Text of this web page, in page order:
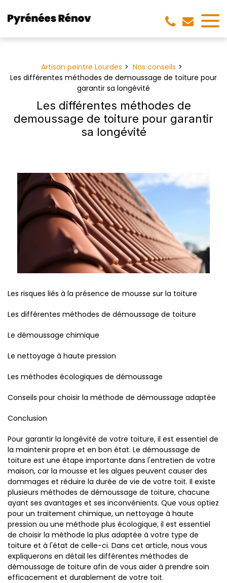
Artisan peintre Lourdes
Nos conseils
Les différentes méthodes de demoussage de toiture pour
garantir sa longévité
Les différentes méthodes de
demoussage de toiture pour garantir
sa longévité
Les risques liés à la présence de mousse sur la toiture
Les différentes méthodes de démoussage de toiture
Le démoussage chimique
Le nettoyage à haute pression
Les méthodes écologiques de démoussage
Conseils pour choisir la méthode de démoussage adaptée
Conclusion
Pour garantir la longévité de votre toiture, il est essentiel de
la maintenir propre et en bon état. Le démoussage de
toiture est une étape importante dans l'entretien de votre
maison, car la mousse et les algues peuvent causer des
dommages et réduire la durée de vie de votre toit. Il existe
plusieurs méthodes de démoussage de toiture, chacune
ayant ses avantages et ses inconvénients. Que vous optiez
pour un traitement chimique, un nettoyage à haute
pression ou une méthode plus écologique, il est essentiel
de choisir la méthode la plus adaptée à votre type de
toiture et à l'état de celle-ci. Dans cet article, nous vous
expliquerons en détail les différentes méthodes de
démoussage de toiture afin de vous aider à prendre soin
efficacement et durablement de votre toit.